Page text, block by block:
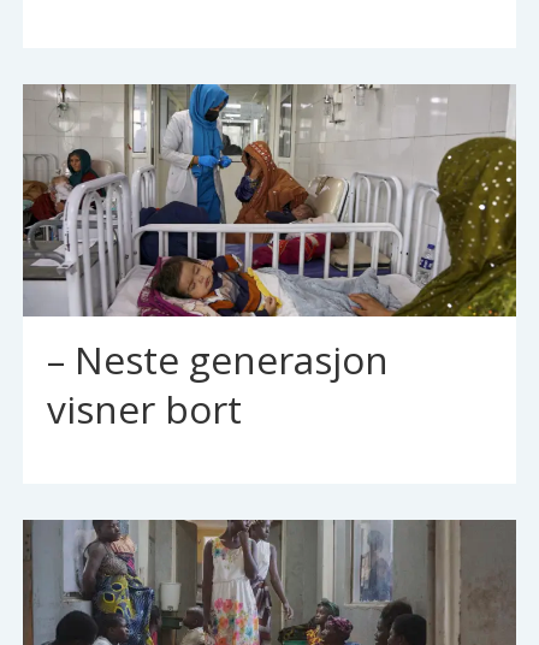
– Neste generasjon
visner bort